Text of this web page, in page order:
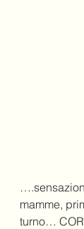
mamme,
turno…